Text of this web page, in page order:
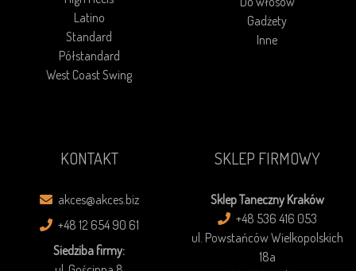
Latino
Standard
Półstandard
West Coast Swing
Gadżety
Inne
KONTAKT
akces@akces.biz
+48 12 654 90 61
Siedziba firmy:
SKLEP FIRMOWY
Sklep Taneczny Kraków
+48 536 416 053
ul. Powstańców Wielkopolskich
18a